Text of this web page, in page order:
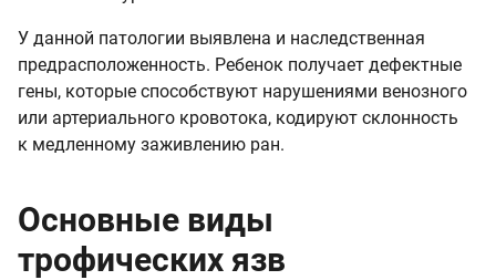
У данной патологии выявлена и наследственная
предрасположенность. Ребенок получает дефектные
гены, которые способствуют нарушениями венозного
или артериального кровотока, кодируют склонность
к медленному заживлению ран.
Основные виды
трофических язв